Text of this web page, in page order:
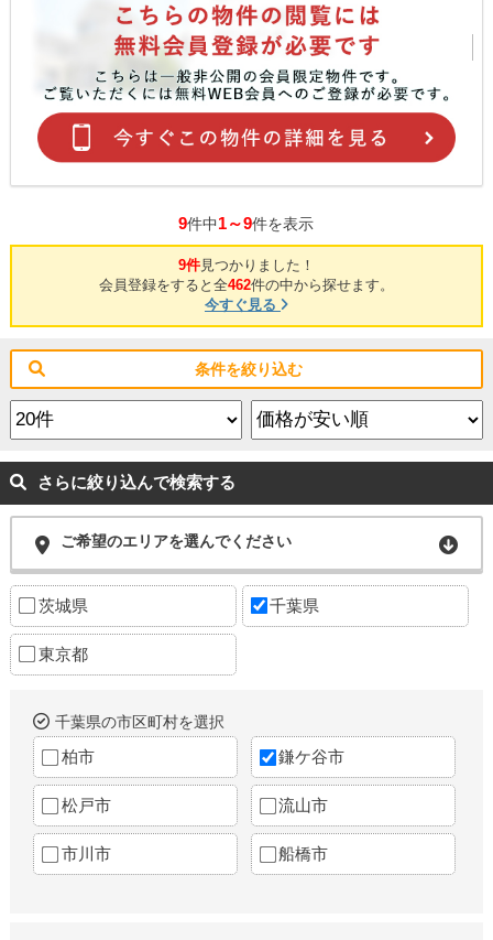
9件中1～9件を表示
9件見つかりました！
会員登録をすると全462件の中から探せます。
今すぐ見る
条件を絞り込む
さらに絞り込んで検索する
ご希望のエリアを選んでください
茨城県 千葉県
東京都
千葉県の市区町村を選択
柏市 鎌ケ谷市
松戸市 流山市
市川市 船橋市